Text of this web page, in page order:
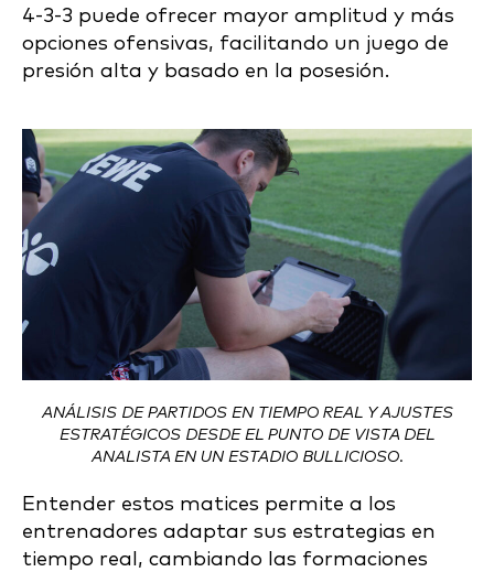
4-3-3 puede ofrecer mayor amplitud y más
opciones ofensivas, facilitando un juego de
presión alta y basado en la posesión.
ANÁLISIS DE PARTIDOS EN TIEMPO REAL Y AJUSTES
ESTRATÉGICOS DESDE EL PUNTO DE VISTA DEL
ANALISTA EN UN ESTADIO BULLICIOSO.
Entender estos matices permite a los
entrenadores adaptar sus estrategias en
tiempo real, cambiando las formaciones